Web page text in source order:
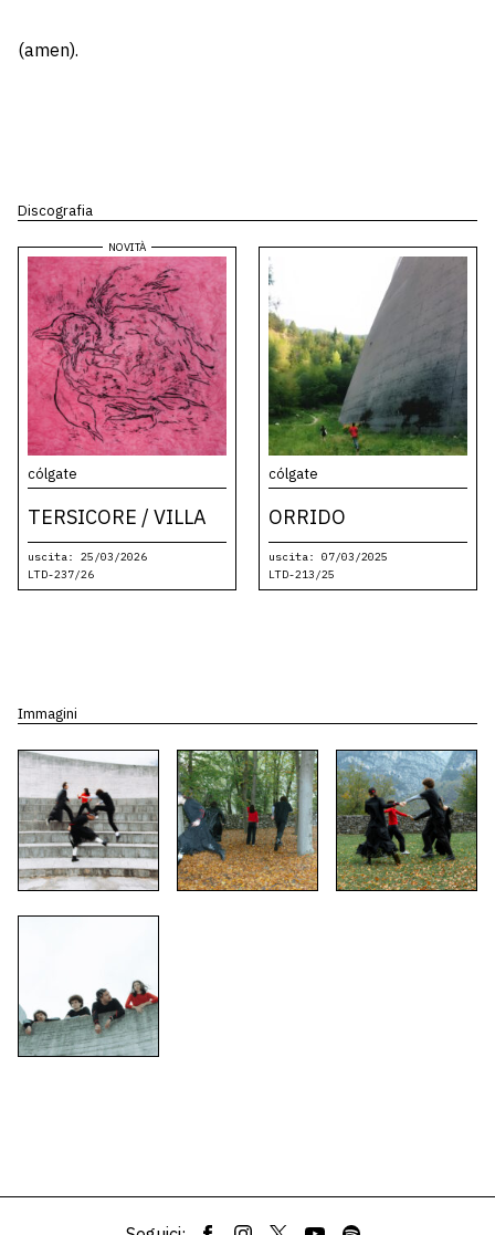
(amen).
Discografia
cólgate
TERSICORE / VILLA
uscita: 25/03/2026
LTD-237/26
cólgate
ORRIDO
uscita: 07/03/2025
LTD-213/25
Immagini